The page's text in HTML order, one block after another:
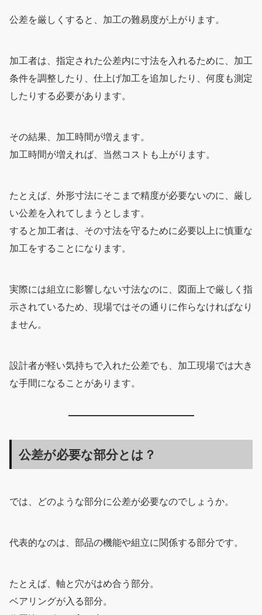
公差を厳しくすると、加工の難易度が上がります。
加工者は、指定された公差内に寸法を入れるために、加工
条件を調整したり、仕上げ加工を追加したり、何度も測定
したりする必要があります。
その結果、加工時間が増えます。
加工時間が増えれば、当然コストも上がります。
たとえば、外形寸法にそこまで精度が必要ないのに、厳し
い公差を入れてしまうとします。
すると加工者は、その寸法を守るために必要以上に慎重な
加工をすることになります。
実際には組立に影響しない寸法なのに、図面上で厳しく指
示されているため、現場ではその通りに作らなければなり
ません。
設計者が軽い気持ちで入れた公差でも、加工現場では大き
な手間になることがあります。
公差が必要な部分とは？
では、どのような部分に公差が必要なのでしょうか。
代表的なのは、部品の機能や組立に関係する部分です。
たとえば、軸と穴がはめ合う部分。
ベアリングが入る部分。